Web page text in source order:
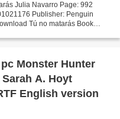
Julia Navarro Page: 992
Publisher: Penguin
Tú no matarás Book
Monster Hunter
A. Hoyt
English version